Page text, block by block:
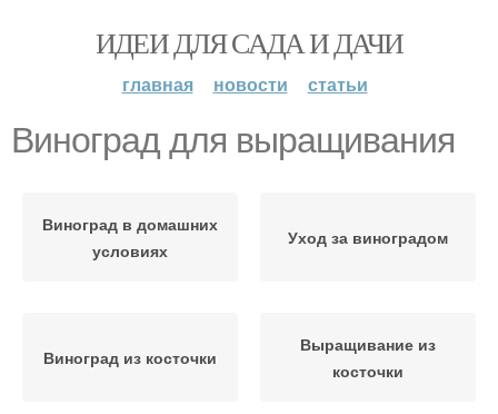
ИДЕИ ДЛЯ САДА И ДАЧИ
главная новости статьи
Виноград для выращивания
Виноград в домашних
условиях
Уход за виноградом
Виноград из косточки
Выращивание из
косточки